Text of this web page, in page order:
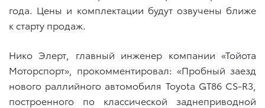
года. Цены и комплектации будут озвучены ближе
к старту продаж.
Нико Элерт, главный инженер компании «Тойота
Моторспорт», прокомментировал: «Пробный заезд
нового раллийного автомобиля Toyota GT86 CS-R3,
построенного по классической заднеприводной